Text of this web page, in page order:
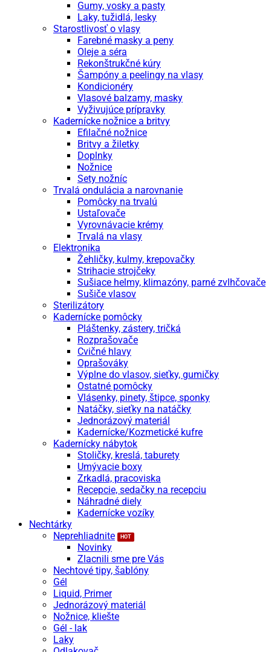
Gumy, vosky a pasty
Laky, tužidlá, lesky
Starostlivosť o vlasy
Farebné masky a peny
Oleje a séra
Rekonštrukčné kúry
Šampóny a peelingy na vlasy
Kondicionéry
Vlasové balzamy, masky
Vyživujúce prípravky
Kadernícke nožnice a britvy
Efilačné nožnice
Britvy a žiletky
Doplnky
Nožnice
Sety nožníc
Trvalá ondulácia a narovnanie
Pomôcky na trvalú
Ustaľovače
Vyrovnávacie krémy
Trvalá na vlasy
Elektronika
Žehličky, kulmy, krepovačky
Strihacie strojčeky
Sušiace helmy, klimazóny, parné zvlhčovače
Sušiče vlasov
Sterilizátory
Kadernícke pomôcky
Pláštenky, zástery, tričká
Rozprašovače
Cvičné hlavy
Oprašováky
Výplne do vlasov, sieťky, gumičky
Ostatné pomôcky
Vlásenky, pinety, štipce, sponky
Natáčky, sieťky na natáčky
Jednorázový materiál
Kadernícke/Kozmetické kufre
Kadernícky nábytok
Stoličky, kreslá, taburety
Umývacie boxy
Zrkadlá, pracoviska
Recepcie, sedačky na recepciu
Náhradné diely
Kadernícke vozíky
Nechtárky
Neprehliadnite
Novinky
Zlacnili sme pre Vás
Nechtové tipy, šablóny
Gél
Liquid, Primer
Jednorázový materiál
Nožnice, kliešte
Gél - lak
Laky